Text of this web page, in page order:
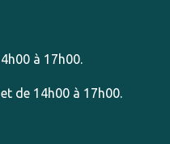
à 17h00.
de 14h00 à 17h00.